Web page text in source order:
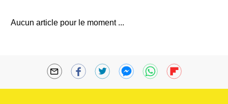
Aucun article pour le moment ...